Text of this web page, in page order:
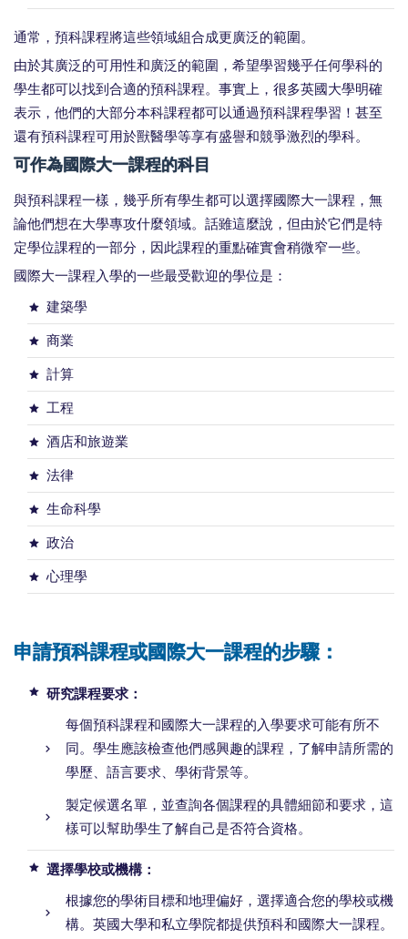
通常，預科課程將這些領域組合成更廣泛的範圍。
由於其廣泛的可用性和廣泛的範圍，希望學習幾乎任何學科的
學生都可以找到合適的預科課程。事實上，很多英國大學明確
表示，他們的大部分本科課程都可以通過預科課程學習！甚至
還有預科課程可用於獸醫學等享有盛譽和競爭激烈的學科。
可作為國際大一課程的科目
與預科課程一樣，幾乎所有學生都可以選擇國際大一課程，無
論他們想在大學專攻什麼領域。話雖這麼說，但由於它們是特
定學位課程的一部分，因此課程的重點確實會稍微窄一些。
國際大一課程入學的一些最受歡迎的學位是：
建築學
商業
計算
工程
酒店和旅遊業
法律
生命科學
政治
心理學
申請預科課程或國際大一課程的步驟：
研究課程要求：
每個預科課程和國際大一課程的入學要求可能有所不
同。學生應該檢查他們感興趣的課程，了解申請所需的
學歷、語言要求、學術背景等。
製定候選名單，並查詢各個課程的具體細節和要求，這
樣可以幫助學生了解自己是否符合資格。
選擇學校或機構：
根據您的學術目標和地理偏好，選擇適合您的學校或機
構。英國大學和私立學院都提供預科和國際大一課程。